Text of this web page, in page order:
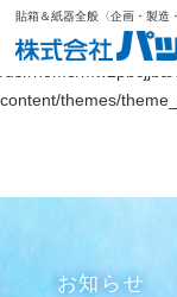
貼箱＆紙器全般〈企画・製造
Warning: Undefined
content/themes/
お知らせ